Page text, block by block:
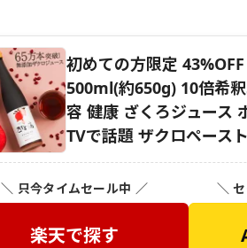
初めての方限定
500ml(約650g) 10倍希
容 健康 ざくろジュース
TVで話題 ザクロペース
＼ 只今タイムセール中 ／
楽天で探す
＼